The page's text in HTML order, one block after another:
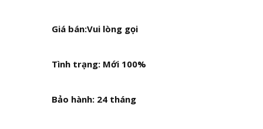
Giá bán:Vui lòng gọi
Tình trạng: Mới 100%
Bảo hành: 24 tháng